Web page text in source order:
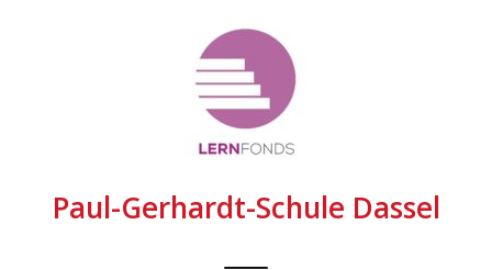
Paul-Gerhardt-Schule Dassel